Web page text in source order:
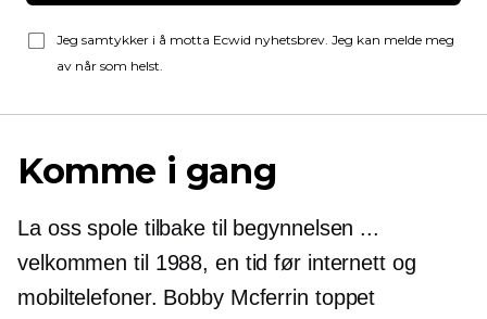
Jeg samtykker i å motta Ecwid nyhetsbrev. Jeg kan melde meg
av når som helst.
Komme i gang
La oss spole tilbake til begynnelsen ...
velkommen til 1988, en tid før internett og
mobiltelefoner. Bobby Mcferrin toppet